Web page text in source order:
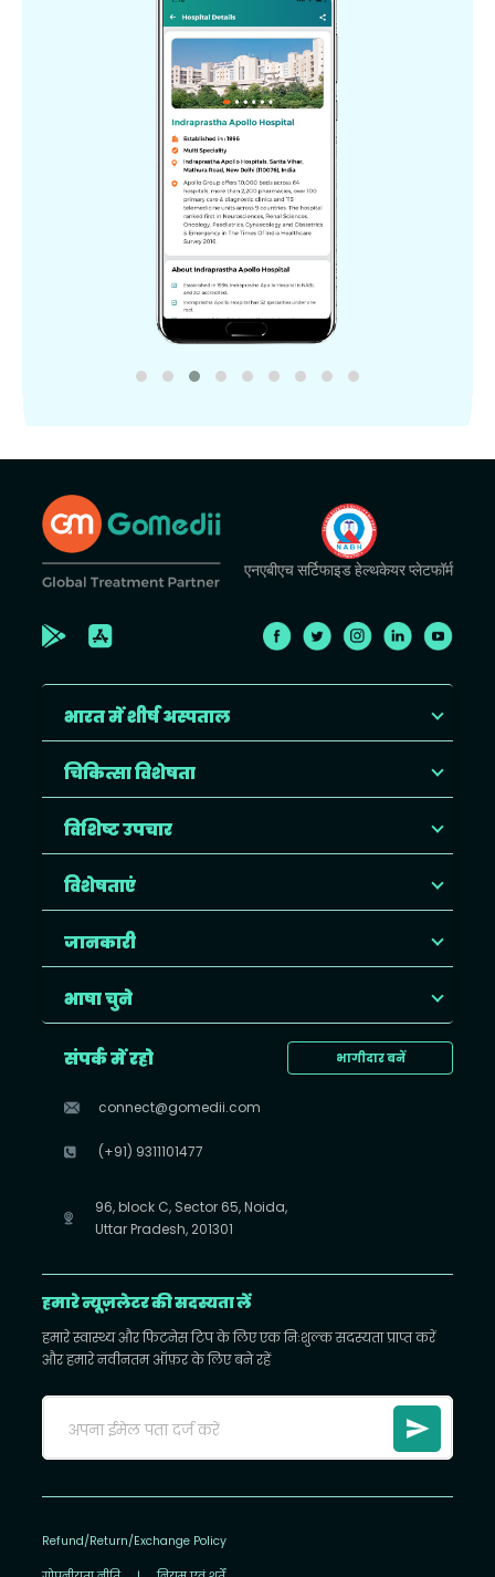
एनएबीएच सर्टिफाइड हेल्थकेयर प्लेटफॉर्म
भारत में शीर्ष अस्पताल
चिकित्सा विशेषता
विशिष्ट उपचार
विशेषताएं
जानकारी
भाषा चुने
भागीदार बनें
संपर्क में रहो
connect@gomedii.com
(+91) 9311101477
96, block C, Sector 65, Noida,
Uttar Pradesh, 201301
हमारे न्यूज़लेटर की सदस्यता लें
हमारे स्वास्थ्य और फिटनेस टिप के लिए एक निःशुल्क सदस्यता प्राप्त करें
और हमारे नवीनतम ऑफ़र के लिए बने रहें
Refund/Return/Exchange Policy